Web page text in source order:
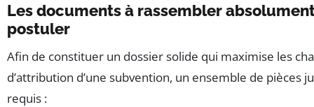
Les documents à rassembler
postuler
Afin de constituer un dossier solide qui maximise les
d’attribution d’une subvention, un ensemble de pièces
requis :